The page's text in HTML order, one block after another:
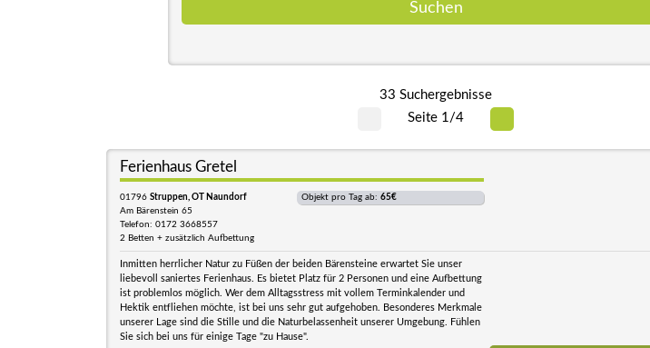
33 Suchergebnisse
Seite 1/4
Ferienhaus Gretel
01796 Struppen, OT Naundorf
Am Bärenstein 65
Telefon: 0172 3668557
2 Betten + zusätzlich Aufbettung
Objekt pro Tag ab: 65€
Inmitten herrlicher Natur zu Füßen der beiden Bärensteine erwartet Sie unser
liebevoll saniertes Ferienhaus. Es bietet Platz für 2 Personen und eine Aufbettung
ist problemlos möglich. Wer dem Alltagsstress mit vollem Terminkalender und
Hektik entfliehen möchte, ist bei uns sehr gut aufgehoben. Besonderes Merkmale
unserer Lage sind die Stille und die Naturbelassenheit unserer Umgebung. Fühlen
Sie sich bei uns für einige Tage "zu Hause".